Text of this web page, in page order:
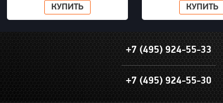
КУПИТЬ КУПИТЬ
+7 (495) 924-55-33
+7 (495) 924-55-30